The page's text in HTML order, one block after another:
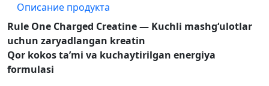
Описание продукта
Rule One Charged Creatine — Kuchli mashg‘ulotlar
uchun zaryadlangan kreatin
Qor kokos ta’mi va kuchaytirilgan energiya
formulasi